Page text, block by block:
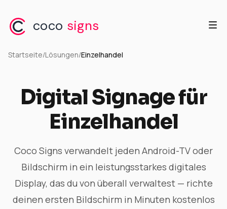
coco signs
Startseite/Lösungen/Einzelhandel
Digital Signage für
Einzelhandel
Coco Signs verwandelt jeden Android-TV oder
Bildschirm in ein leistungsstarkes digitales
Display, das du von überall verwaltest — richte
deinen ersten Bildschirm in Minuten kostenlos